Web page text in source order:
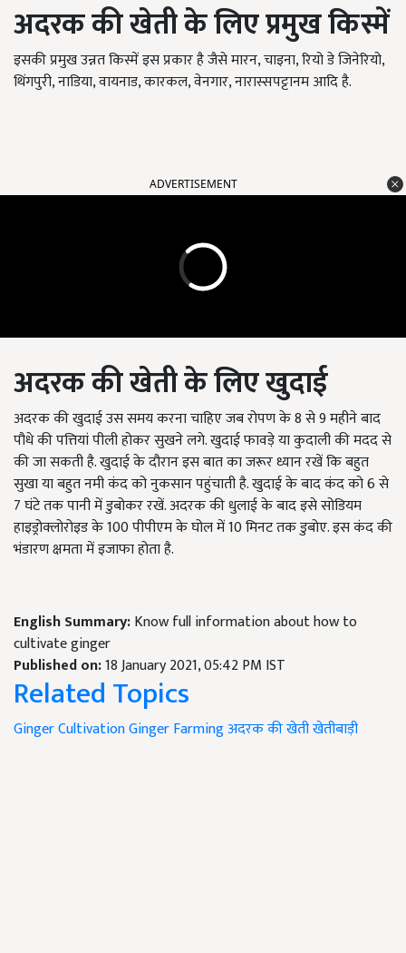
अदरककीखेतीकेलिएप्रमुखकिस्में
इसकी प्रमुख उन्नत किस्में इस प्रकार है जैसे मारन, चाइना, रियो डे जिनेरियो,
थिंगपुरी, नाडिया, वायनाड, कारकल, वेनगार, नारास्सपट्टानम आदि है.
ADVERTISEMENT
अदरककीखेतीकेलिएखुदाई
अदरक की खुदाई उस समय करना चाहिए जब रोपण के 8 से 9 महीने बाद
पौधे की पत्तियां पीली होकर सुखने लगे. खुदाई फावड़े या कुदाली की मदद से
की जा सकती है. खुदाई के दौरान इस बात का जरूर ध्यान रखें कि बहुत
सुखा या बहुत नमी कंद को नुकसान पहुंचाती है. खुदाई के बाद कंद को 6 से
7 घंटे तक पानी में डुबोकर रखें. अदरक की धुलाई के बाद इसे सोडियम
हाइड्रोक्लोरोइड के 100 पीपीएम के घोल में 10 मिनट तक डुबोए. इस कंद की
भंडारण क्षमता में इजाफा होता है.
English Summary:Know full information about how to
cultivate ginger
Published on:18 January 2021, 05:42 PM IST
Related Topics
Ginger CultivationGinger Farmingअदरक की खेतीखेतीबाड़ी